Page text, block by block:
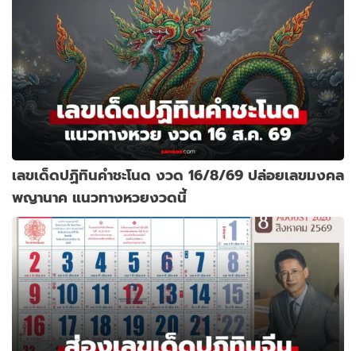
เลขเด็ดปฏิทินคำชะโนด งวด 16/8/69 ปล่อยเลขมงคล
พญานาค แนวทางหวยงวดนี้